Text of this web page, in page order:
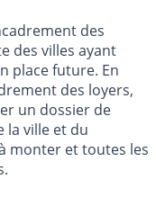
des
des villes ayant
place future. En
des loyers,
un dossier de
la ville et du
monter et toutes les